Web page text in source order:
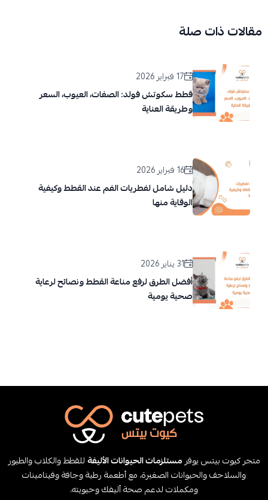
مقالات ذات صلة
17 فبراير 2026
قطط سكوتش فولد: الصفات، العيوب، السعر
وطريقة العناية
16 فبراير 2026
دليل شامل لفطريات الفم عند القطط وكيفية
الوقاية منها
31 يناير 2026
أفضل الطرق لرفع مناعة القطط ونصائح لرعاية
صحية يومية
متجر كيوت بيتس يوفر مستلزمات الحيوانات الأليفةللقطط والكلاب والطيور
والسلاحف والحيوانات الصغيرة، مع أطعمة رطبة وجافة وفيتامينات
ومكملات لدعم صحة أليفك وحيويته.